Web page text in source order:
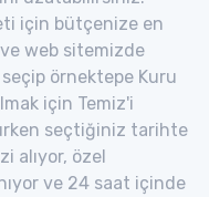
için bütçenize en
web sitemizde
örnektepe Kuru
için Temiz'i
seçtiğiniz tarihte
alıyor, özel
ve 24 saat içinde